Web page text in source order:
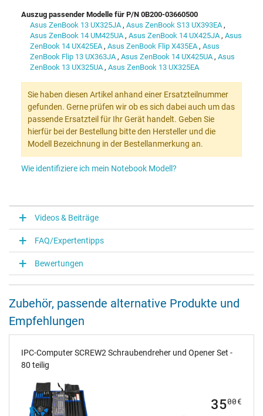
Auszug passender Modelle für P/N 0B200-03660500
Asus ZenBook 13 UX325JA, Asus ZenBook S13 UX393EA,
Asus ZenBook 14 UM425UA, Asus ZenBook 14 UX425JA, Asus
ZenBook 14 UX425EA, Asus ZenBook Flip X435EA, Asus
ZenBook Flip 13 UX363JA, Asus ZenBook 14 UX425UA, Asus
ZenBook 13 UX325UA, Asus ZenBook 13 UX325EA
Sie haben diesen Artikel anhand einer Ersatzteilnummer
gefunden. Gerne prüfen wir ob es sich dabei auch um das
passende Ersatzteil für Ihr Gerät handelt. Geben Sie
hierfür bei der Bestellung bitte den Hersteller und die
Modell Bezeichnung in der Bestellanmerkung an.
Wie identifiziere ich mein Notebook Modell?
Videos & Beiträge
FAQ/Expertentipps
Bewertungen
Zubehör, passende alternative Produkte und
Empfehlungen
IPC-Computer SCREW2 Schraubendreher und Opener Set -
80 teilig
3500€